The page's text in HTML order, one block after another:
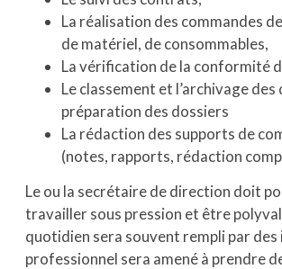
La réalisation des commandes
de matériel, de consommables,
La vérification de la conformité
Le classement et l’archivage
préparation des dossiers
La rédaction des supports de
(notes, rapports, rédaction
Le ou la secrétaire de direction doit
travailler sous pression et être
quotidien sera souvent rempli par des
professionnel sera amené à prendre